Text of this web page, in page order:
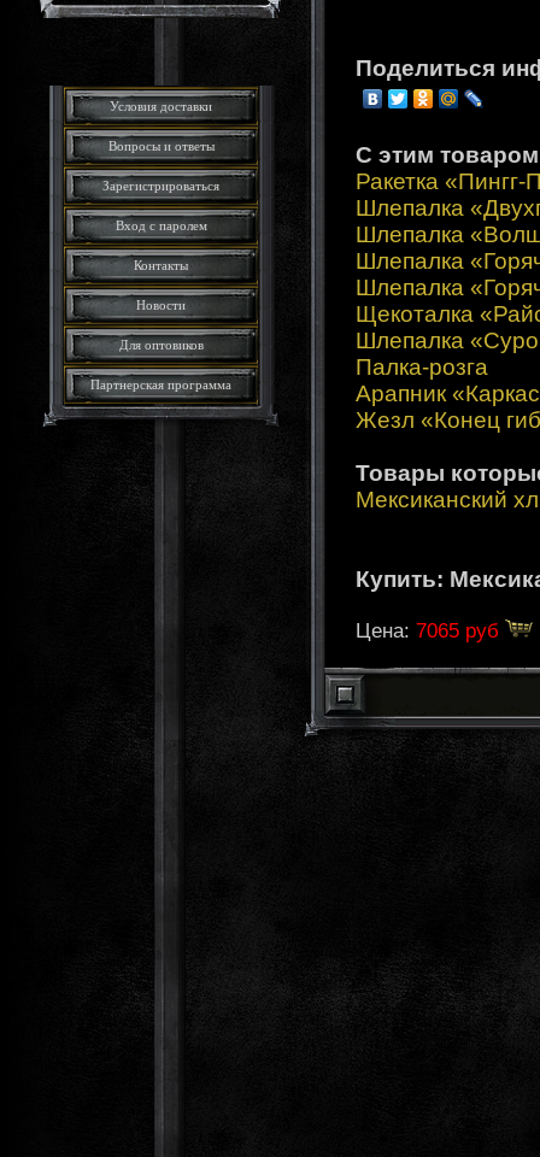
Условия доставки
Вопросы и ответы
Зарегистрироваться
Вход с паролем
Контакты
Новости
Для оптовиков
Партнерская программа
Поделиться
С этим
Ракетка
Шлепалка
Шлепалка
Шлепалка
Шлепалка
Щекоталка
Шлепалка
Палка-розга
Арапник
Жезл «Конец
Товары
Мексиканский
Купить:
Цена: 7065 руб